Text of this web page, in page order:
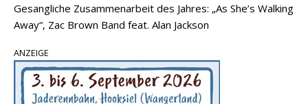
Gesangliche Zusammenarbeit des Jahres: „As She’s Walking
Away“, Zac Brown Band feat. Alan Jackson
ANZEIGE